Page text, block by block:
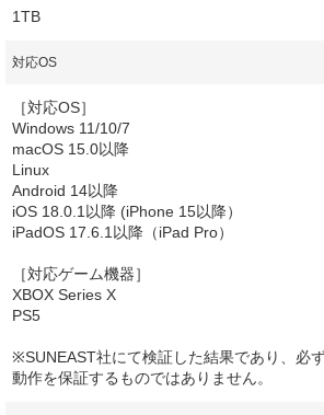
1TB
対応OS
［対応OS］
Windows 11/10/7
macOS 15.0以降
Linux
Android 14以降
iOS 18.0.1以降 (iPhone 15以降）
iPadOS 17.6.1以降（iPad Pro）
［対応ゲーム機器］
XBOX Series X
PS5
※SUNEAST社にて検証した結果であり、必
動作を保証するものではありません。